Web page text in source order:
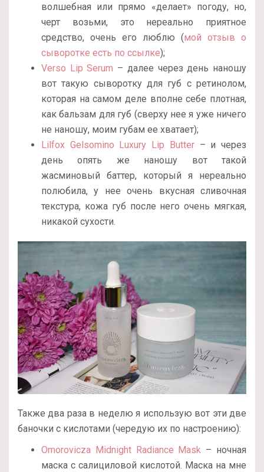
волшебная или прямо «делает» погоду, но,
черт возьми, это нереально приятное
средство, очень его люблю (мой отзыв о
сыворотке есть по ссылке);
Verso Lip Serum – далее через день наношу
вот такую сыворотку для губ с ретинолом,
которая на самом деле вполне себе плотная,
как бальзам для губ (сверху нее я уже ничего
не наношу, моим губам ее хватает);
Lilfox Gelsomino Luxury Lip Butter– и через
день опять же наношу вот такой
жасминовый баттер, который я нереально
полюбила, у нее очень вкусная сливочная
текстура, кожа губ после него очень мягкая,
никакой сухости.
Также два раза в неделю я использую вот эти две
баночки с кислотами (чередую их по настроению):
Omorovicza Midnight Radiance Mask – ночная
маска с салициловой кислотой. Маска на мне